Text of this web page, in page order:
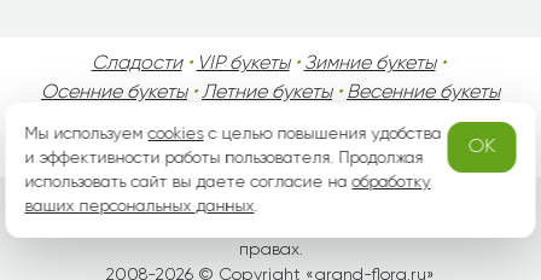
Сладости• VIP букеты• Зимние букеты•
Осенние букеты•Летние букеты• Весенние букеты
•
День Мужчин•Праздники!
правах.
2008-2026 © Copyright «grand-flora.ru»
Мы используемcookiesс целью повышения удобства
и эффективности работы пользователя. Продолжая
использовать сайт вы даете согласие наобработку
ваших персональных данных.
OK